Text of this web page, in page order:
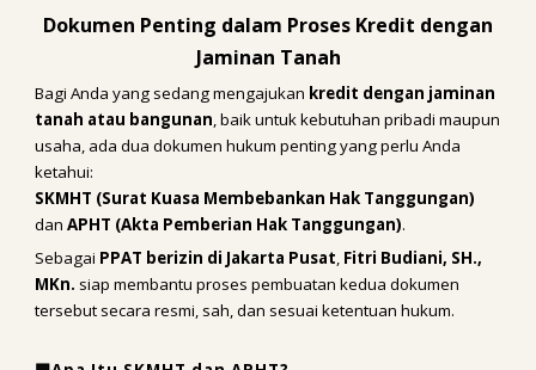
Dokumen Penting dalam Proses Kredit dengan
Jaminan Tanah
Bagi Anda yang sedang mengajukan kredit dengan jaminan
tanah atau bangunan, baik untuk kebutuhan pribadi maupun
usaha, ada dua dokumen hukum penting yang perlu Anda
ketahui:
SKMHT (Surat Kuasa Membebankan Hak Tanggungan)
danAPHT (Akta Pemberian Hak Tanggungan).
Sebagai PPAT berizin di Jakarta Pusat, Fitri Budiani, SH.,
MKn. siap membantu proses pembuatan kedua dokumen
tersebut secara resmi, sah, dan sesuai ketentuan hukum.